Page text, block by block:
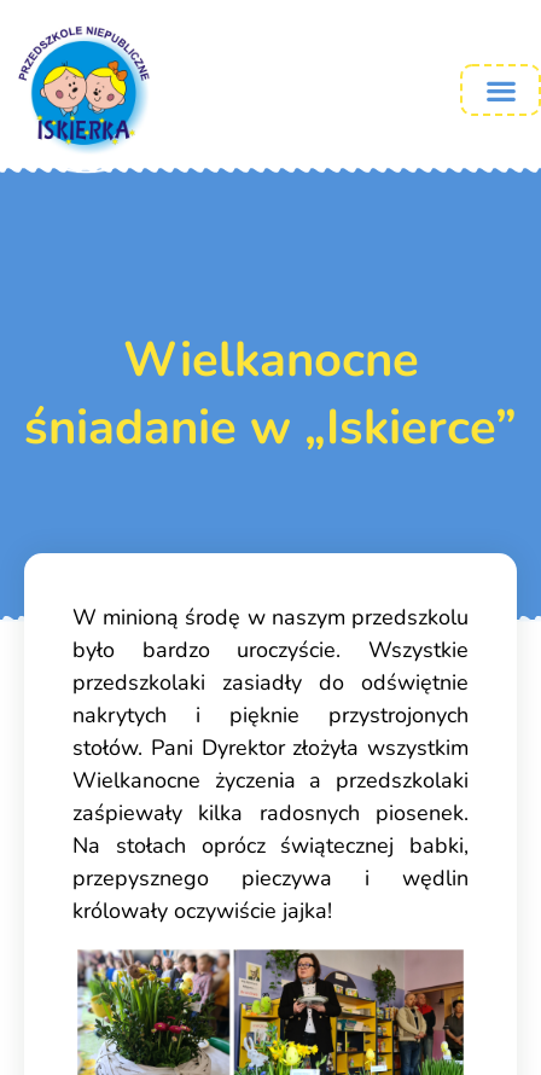
Wielkanocne
śniadanie w „Iskierce”
W minioną środę w naszym przedszkolu
było bardzo uroczyście. Wszystkie
przedszkolaki zasiadły do odświętnie
nakrytych i pięknie przystrojonych
stołów. Pani Dyrektor złożyła wszystkim
Wielkanocne życzenia a przedszkolaki
zaśpiewały kilka radosnych piosenek.
Na stołach oprócz świątecznej babki,
przepysznego pieczywa i wędlin
królowały oczywiście jajka!